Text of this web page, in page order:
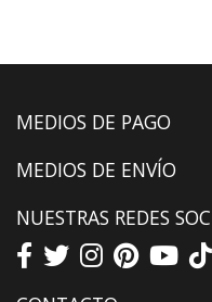
MEDIOS DE PAGO
MEDIOS DE ENVÍO
NUESTRAS REDES